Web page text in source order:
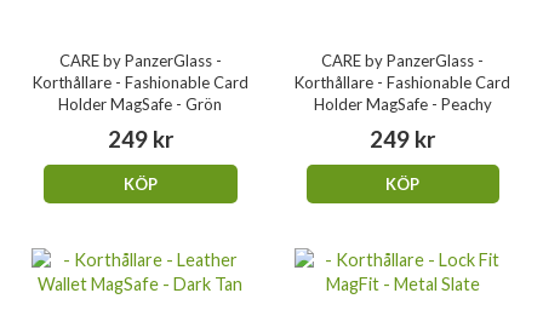
CARE by PanzerGlass -
Korthållare - Fashionable Card
Holder MagSafe - Grön
249 kr
KÖP
CARE by PanzerGlass -
Korthållare - Fashionable Card
Holder MagSafe - Peachy
249 kr
KÖP